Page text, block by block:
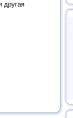
другая